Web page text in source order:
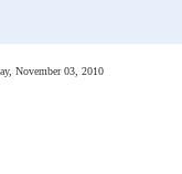
November 03, 2010